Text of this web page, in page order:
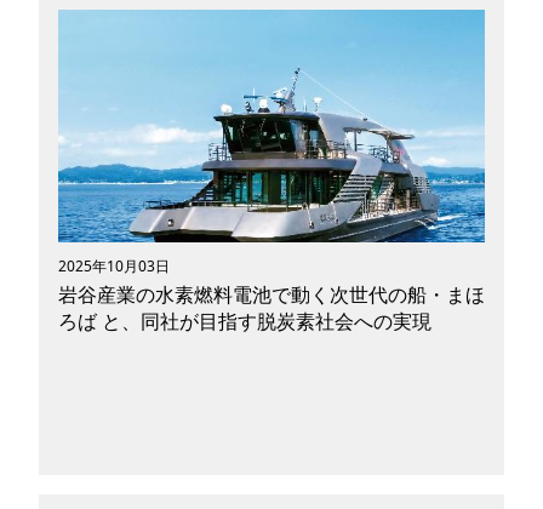
City）」が静岡県裾野市にオープンし、日本国内
ではいまスマートシティへの関心が高まっていま
す。 スイスの国際経営開発研究所（IMD）が発
表した世界スマートシティ指数（2025）の順位
は大阪99位、東京108位（※）とやや下位に位置
しており、世界基準で判断すると日本はスマート
シティ後進国。まだまだ発展途中であると言える
でしょう。 （※エントリーは全146都市） 1位が
スイスのチューリッヒ、2位はノルウェーのオス
ロ、3位はジュネーブと、ヨーロッパがトップ３
に君臨していることから、上位を占める国は欧州
2025年10月03日
岩谷産業の水素燃料電池で動く次世代の船・まほ
ろば と、同社が目指す脱炭素社会への実現